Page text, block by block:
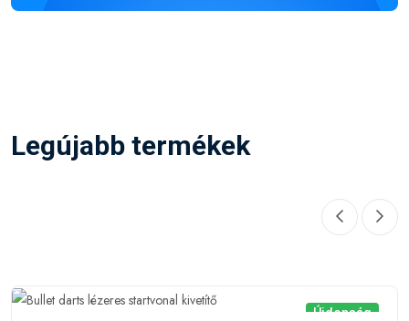
Legújabb termékek
Újdonság